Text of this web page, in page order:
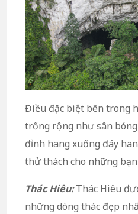
Điều đặc biệt bên trong
trống rộng như sân
đỉnh hang xuống đáy
thử thách cho những
Thác Hiêu:Thác Hiêu
những dòng thác đẹp